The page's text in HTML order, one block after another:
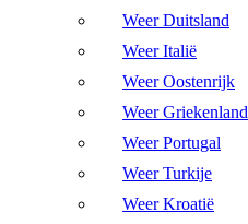
Weer Duitsland
Weer Italië
Weer Oostenrijk
Weer Griekenland
Weer Portugal
Weer Turkije
Weer Kroatië